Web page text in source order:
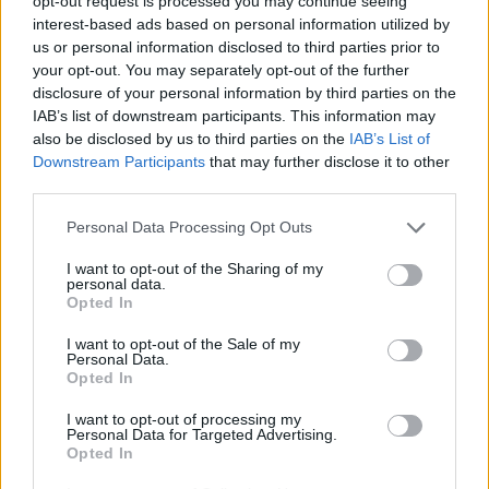
interest-based ads based on personal information utilized by
us or personal information disclosed to third parties prior to
your opt-out. You may separately opt-out of the further
disclosure of your personal information by third parties on the
IAB’s list of downstream participants. This information may
also be disclosed by us to third parties on the IAB’s List of
Downstream Participants that may further disclose it to other
Personal Data Processing Opt Outs
I want to opt-out of the Sharing of my
personal data.
Opted In
I want to opt-out of the Sale of my
Personal Data.
Opted In
I want to opt-out of processing my
Personal Data for Targeted Advertising.
Opted In
Křivoklátska
3.12.2015 (Česká divočina)
Mnozí lidé považují za
nejkrásnější období podzim –
stromy se halí do pestré palety
tónů a na lesy jen hýří
barvami. Jedním z míst, kde
místo člověka vládne příroda, je Křivoklátsko. Ukrývá unikátní
místa, zejména v Národní přírodní rezervaci Týřov se skrývají
opravdové kousky divočiny. Hluboké údolí se vine od řeky
Oupořský potok je domovem našeho původního, kriticky
silně ohrožených tisů červených. Nad údolím se rozkládají suché
skalní stepi, které za několik měsíců pokryje koniklec luční.
Nadějí Moldavska je jeho zemědělství
30.11.2015 (Ekolist.cz
ten, který neměl možnost tuto
zemi navštívit? V lepším